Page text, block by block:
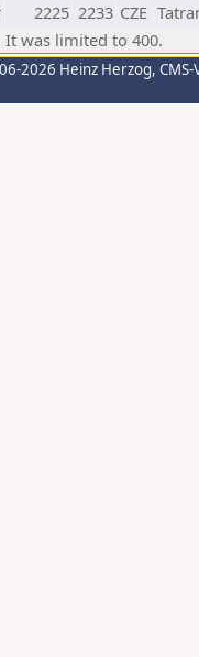
2225 2233 CZE
was limited to 400.
2026 Heinz Herzog,